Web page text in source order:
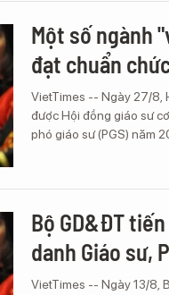
Một số ngành
đạt chuẩn
VietTimes -- Ngày 27/8,
được Hội đồng giáo sư
phó giáo sư (PGS) năm
Bộ GD&ĐT
danh Giáo sư,
VietTimes -- Ngày 13/8,